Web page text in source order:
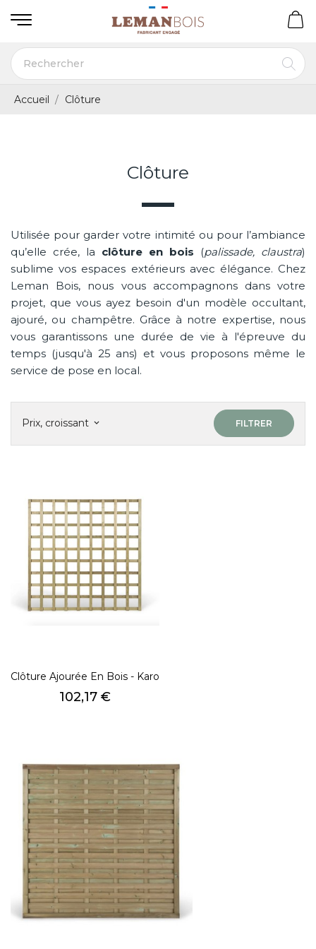
Accueil Clôture
Clôture
Utilisée pour garder votre intimité ou pour l’ambiance
qu’elle crée, la clôture en bois (palissade, claustra)
sublime vos espaces extérieurs avec élégance. Chez
Leman Bois, nous vous accompagnons dans votre
projet, que vous ayez besoin d'un modèle occultant,
ajouré, ou champêtre. Grâce à notre expertise, nous
vous garantissons une durée de vie à l'épreuve du
temps (jusqu'à 25 ans) et vous proposons même le
service de pose en local.
Prix, croissant keyboard_arrow_down FILTRER
Clôture Ajourée En Bois - Karo
Prix
102,17 €